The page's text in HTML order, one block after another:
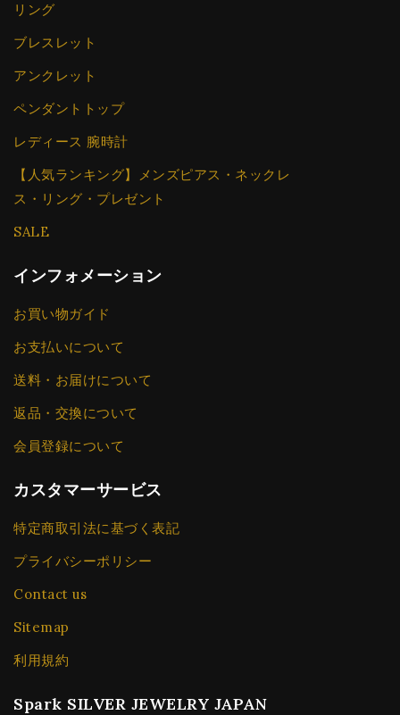
リング
ブレスレット
アンクレット
ペンダントトップ
レディース 腕時計
【人気ランキング】メンズピアス・ネックレ
ス・リング・プレゼント
SALE
インフォメーション
お買い物ガイド
お支払いについて
送料・お届けについて
返品・交換について
会員登録について
カスタマーサービス
特定商取引法に基づく表記
プライバシーポリシー
Contact us
Sitemap
利用規約
Spark SILVER JEWELRY JAPAN